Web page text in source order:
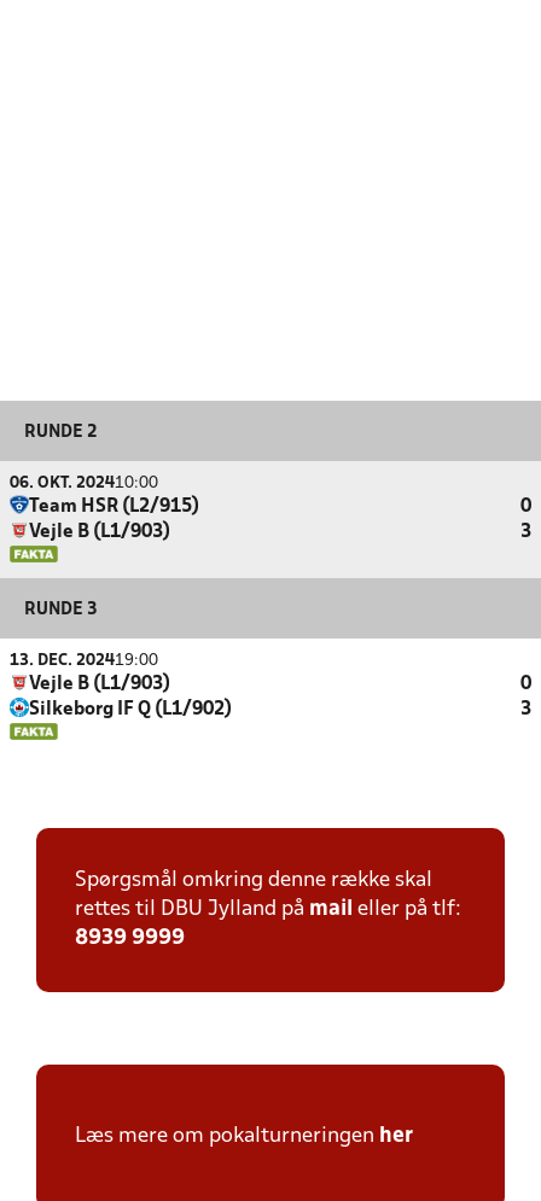
RUNDE 2
06. OKT. 202410:00
Team HSR (L2/915)
0
Vejle B (L1/903)
3
RUNDE 3
13. DEC. 202419:00
Vejle B (L1/903)
0
Silkeborg IF Q (L1/902)
3
Spørgsmål omkring denne række skal
rettes til DBU Jylland på mail eller på tlf:
8939 9999
Læs mere om pokalturneringen her